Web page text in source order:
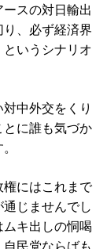
スの対日輸出
、必ず経済界
いうシナリオ
中外交をくり
に誰も気づか
にはこれまで
じませんでし
キ出しの恫喝
民党ならばも